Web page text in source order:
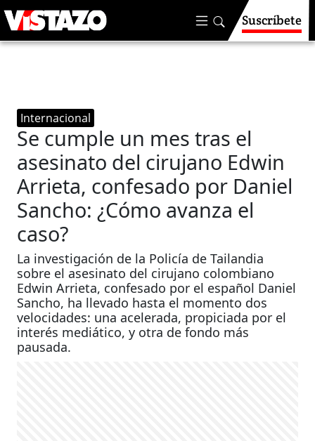
Suscríbete
Internacional
Se cumple un mes tras el
asesinato del cirujano Edwin
Arrieta, confesado por Daniel
Sancho: ¿Cómo avanza el
caso?
La investigación de la Policía de Tailandia
sobre el asesinato del cirujano colombiano
Edwin Arrieta, confesado por el español Daniel
Sancho, ha llevado hasta el momento dos
velocidades: una acelerada, propiciada por el
interés mediático, y otra de fondo más
pausada.